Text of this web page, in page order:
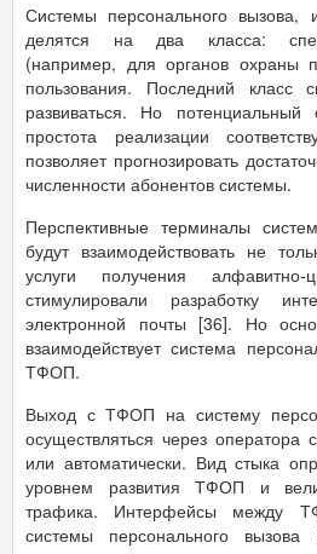
Системы персонального вызова,
делятся на два класса:
(например, для органов охраны
пользования. Последний класс
развиваться. Но потенциальный
простота реализации
позволяет прогнозировать
численности абонентов системы.
Перспективные терминалы
будут взаимодействовать не
услуги получения
стимулировали разработку
электронной почты [36]. Но
взаимодействует система
ТФОП.
Выход с ТФОП на систему
осуществляться через оператора
или автоматически. Вид стыка
уровнем развития ТФОП и
трафика. Интерфейсы между
системы персонального